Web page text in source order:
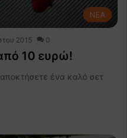
NEA
2015 0
10 ευρώ!
ένα καλό σετ